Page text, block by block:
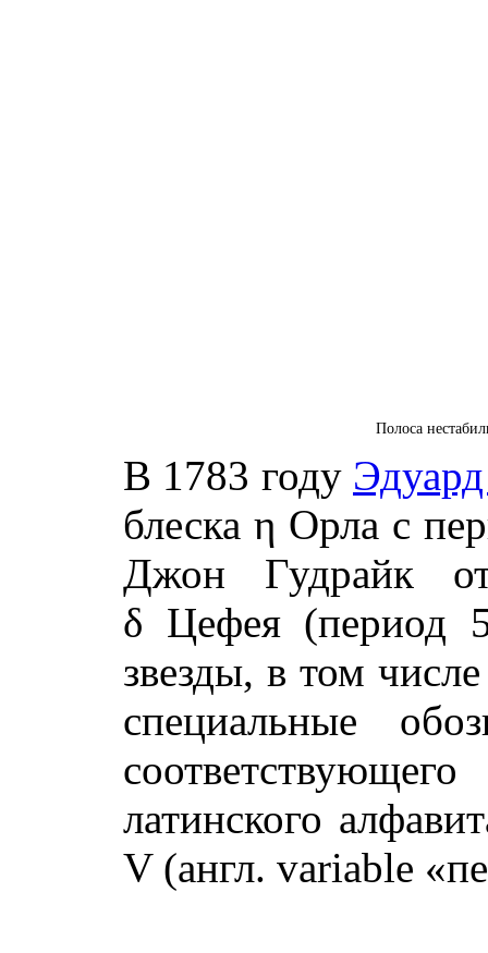
Полоса
В 1783 году
блеска η Орла с
Джон Гудрайк
δ Цефея (период
звезды, в том
специальные
латинского
V (англ. variable